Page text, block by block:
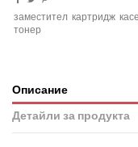
заместител картридж
тонер
Описание
Детайли за продукта